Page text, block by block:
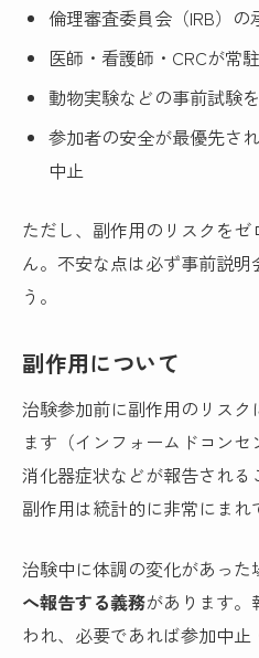
倫理審査委員会（IRB）
医師・看護師・CRCが常
動物実験などの事前試験
参加者の安全が最優先さ
中止
ただし、副作用のリスクを
ん。不安な点は必ず事前説明
う。
副作用について
治験参加前に副作用のリス
ます（インフォームドコンセ
消化器症状などが報告され
副作用は統計的に非常にまれ
治験中に体調の変化があった
へ報告する義務があります
われ、必要であれば参加中止